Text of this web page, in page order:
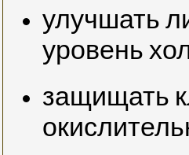
улучшать
уровень
защищать